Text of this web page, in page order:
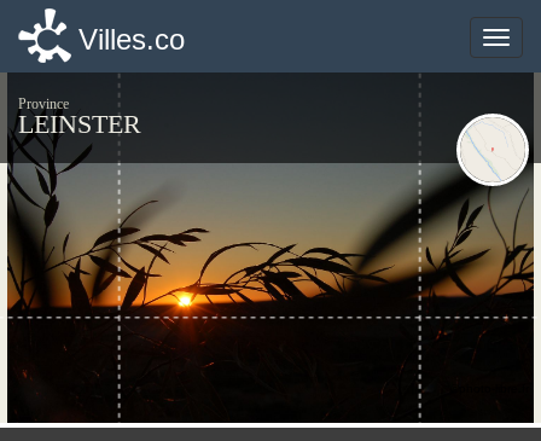
Toggle
Villes.co
Province
LEINSTER
Toggle
Villes.co